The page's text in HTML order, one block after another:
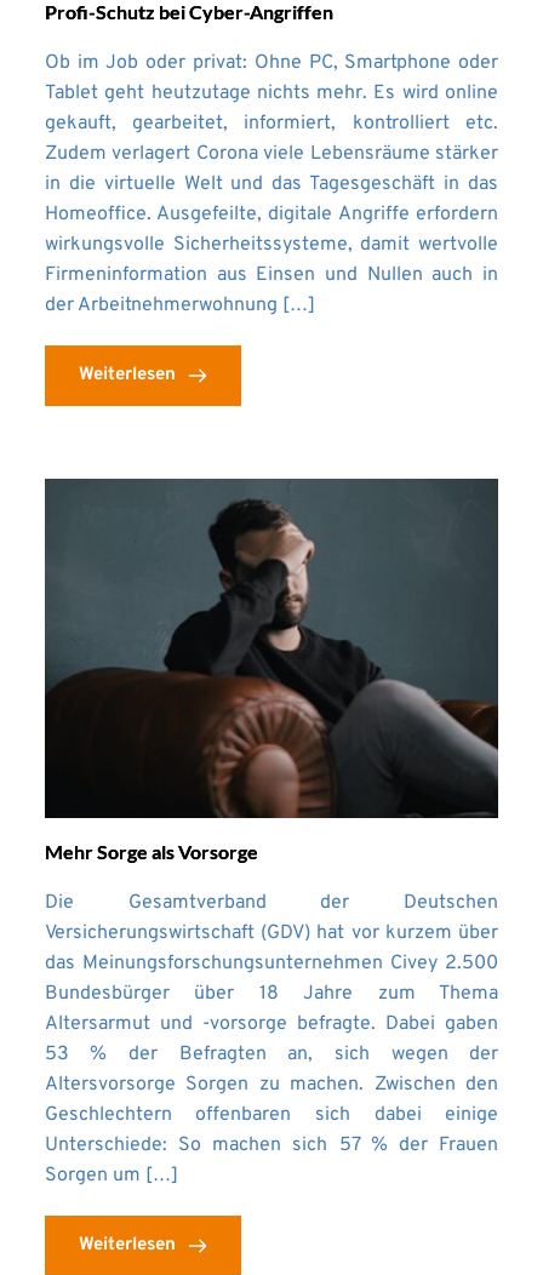
Profi-Schutz bei Cyber-Angriffen
Ob im Job oder privat: Ohne PC, Smartphone oder
Tablet geht heutzutage nichts mehr. Es wird online
gekauft, gearbeitet, informiert, kontrolliert etc.
Zudem verlagert Corona viele Lebensräume stärker
in die virtuelle Welt und das Tagesgeschäft in das
Homeoffice. Ausgefeilte, digitale Angriffe erfordern
wirkungsvolle Sicherheitssysteme, damit wertvolle
Firmeninformation aus Einsen und Nullen auch in
der Arbeitnehmerwohnung […]
Weiterlesen
Mehr Sorge als Vorsorge
Die Gesamtverband der Deutschen
Versicherungswirtschaft (GDV) hat vor kurzem über
das Meinungsforschungsunternehmen Civey 2.500
Bundesbürger über 18 Jahre zum Thema
Altersarmut und -vorsorge befragte. Dabei gaben
53 % der Befragten an, sich wegen der
Altersvorsorge Sorgen zu machen. Zwischen den
Geschlechtern offenbaren sich dabei einige
Unterschiede: So machen sich 57 % der Frauen
Sorgen um […]
Weiterlesen